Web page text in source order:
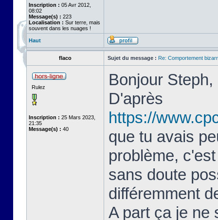
Inscription : 05 Avr 2012,
08:02
Message(s) : 223
Localisation : Sur terre, mais
souvent dans les nuages !
Haut
flaco Sujet du message : Re: Comportement
Rulez
Inscription : 25 Mars 2023,
21:35
Message(s) : 40
Bonjour Steph,
D'après
https://
que tu avais
problème,
sans doute
différemment
A part ça je ne